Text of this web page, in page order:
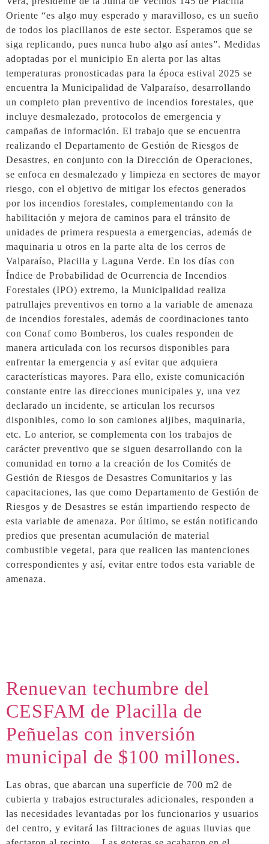
Oriente “es algo muy esperado y maravilloso, es un sueño
de todos los placillanos de este sector. Esperamos que se
siga replicando, pues nunca hubo algo así antes”. Medidas
adoptadas por el municipio En alerta por las altas
temperaturas pronosticadas para la época estival 2025 se
encuentra la Municipalidad de Valparaíso, desarrollando
un completo plan preventivo de incendios forestales, que
incluye desmalezado, protocolos de emergencia y
campañas de información. El trabajo que se encuentra
realizando el Departamento de Gestión de Riesgos de
Desastres, en conjunto con la Dirección de Operaciones,
se enfoca en desmalezado y limpieza en sectores de mayor
riesgo, con el objetivo de mitigar los efectos generados
por los incendios forestales, complementando con la
habilitación y mejora de caminos para el tránsito de
unidades de primera respuesta a emergencias, además de
maquinaria u otros en la parte alta de los cerros de
Valparaíso, Placilla y Laguna Verde. En los días con
Índice de Probabilidad de Ocurrencia de Incendios
Forestales (IPO) extremo, la Municipalidad realiza
patrullajes preventivos en torno a la variable de amenaza
de incendios forestales, además de coordinaciones tanto
con Conaf como Bomberos, los cuales responden de
manera articulada con los recursos disponibles para
enfrentar la emergencia y así evitar que adquiera
características mayores. Para ello, existe comunicación
constante entre las direcciones municipales y, una vez
declarado un incidente, se articulan los recursos
disponibles, como lo son camiones aljibes, maquinaria,
etc. Lo anterior, se complementa con los trabajos de
carácter preventivo que se siguen desarrollando con la
comunidad en torno a la creación de los Comités de
Gestión de Riesgos de Desastres Comunitarios y las
capacitaciones, las que como Departamento de Gestión de
Riesgos y de Desastres se están impartiendo respecto de
esta variable de amenaza. Por último, se están notificando
predios que presentan acumulación de material
combustible vegetal, para que realicen las mantenciones
correspondientes y así, evitar entre todos esta variable de
amenaza.
Renuevan techumbre del
CESFAM de Placilla de
Peñuelas con inversión
municipal de $100 millones.
Las obras, que abarcan una superficie de 700 m2 de
cubierta y trabajos estructurales adicionales, responden a
las necesidades levantadas por los funcionarios y usuarios
del centro, y evitará las filtraciones de aguas lluvias que